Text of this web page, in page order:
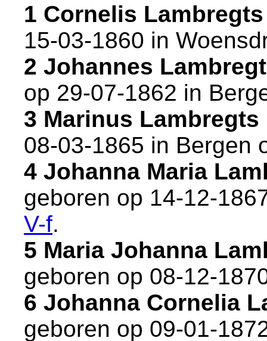
1 Cornelis
15-03-1860 in
2 Johannes
op 29-07-1862 in
3 Marinus Lambregts
08-03-1865 in Bergen
4 Johanna Maria
geboren op 14-12-
V-f.
5 Maria Johanna
geboren op 08-12-
6 Johanna Cornelia
geboren op 09-01-